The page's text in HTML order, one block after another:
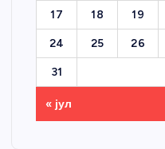
17 18 19
24 25 26
31
« јул